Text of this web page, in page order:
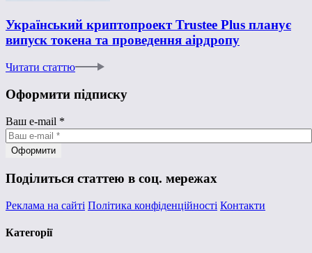
Український криптопроект Trustee Plus планує
випуск токена та проведення аірдропу
Читати статтю
Оформити підписку
Ваш e-mail *
Поділиться статтею в соц. мережах
Реклама на сайті Політика конфіденційності Контакти
Категорії